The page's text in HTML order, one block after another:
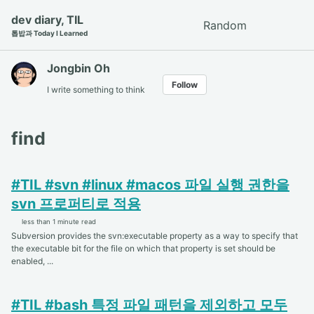
navigation
dev diary, TIL
톱밥과 Today I Learned
Random
Jongbin Oh
I write something to think Follow
find
#TIL #svn #linux #macos 파일 실행 권한을
svn 프로퍼티로 적용
less than 1 minute read
Subversion provides the svn:executable property as a way to specify that
the executable bit for the file on which that property is set should be
enabled, ...
#TIL #bash 특정 파일 패턴을 제외하고 모두